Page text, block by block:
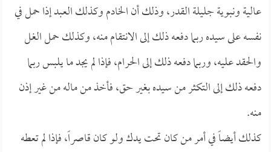
عالية ونبوية جليلة القدر، وذلك أن الخادم وكذلك العبد إذا حمل في
نفسه على سيده ربما دفعه ذلك إلى الانتقام منه، وكذلك حمل الغل
والحقد عليه، وربما دفعه ذلك إلى الحرام، فإذا لم يجد ما يلبس ربما
دفعه ذلك إلى التكثر من سيده بغير حق، فأخذ من ماله من غير إذن
منه.
كذلك أيضاً في أمر من كان تحت يدك ولو كان قاصراً، فإذا لم تعطه